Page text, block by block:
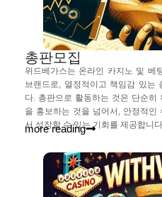
총판모집
위드베가스는 온라인 카지노 및 베
브랜드로, 열정적이고 책임감 있는
다. 총판으로 활동하는 것은 단순히
을 홍보하는 것을 넘어서, 안정적인
서 성장할 수 있는 기회를 제공합니
more reading